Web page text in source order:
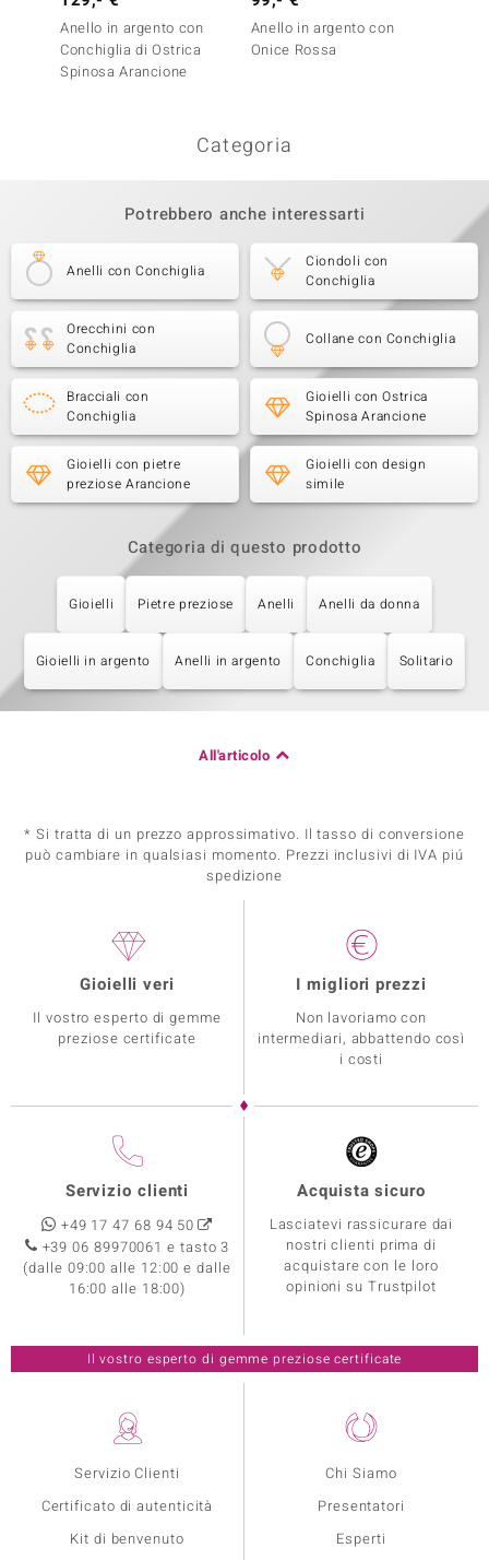
Anello in argento con
Conchiglia di Ostrica
Spinosa Arancione
Anello in argento con
Onice Rossa
Categoria
Potrebbero anche interessarti
Anelli con Conchiglia
Ciondoli con
Conchiglia
Orecchini con
Conchiglia
Collane con Conchiglia
Bracciali con
Conchiglia
Gioielli con Ostrica
Spinosa Arancione
Gioielli con pietre
preziose Arancione
Gioielli con design
simile
Categoria di questo prodotto
Gioielli Pietre preziose Anelli Anelli da donna
Gioielli in argento Anelli in argento Conchiglia Solitario
All'articolo
* Si tratta di un prezzo approssimativo. Il tasso di conversione
può cambiare in qualsiasi momento. Prezzi inclusivi di IVA piú
spedizione
Servizio Clienti
Certificato di autenticità
Kit di benvenuto
Chi Siamo
Presentatori
Esperti
Gioielli veri
Il vostro esperto di gemme
preziose certificate
I migliori prezzi
Non lavoriamo con
intermediari, abbattendo così
i costi
Servizio clienti
+49 17 47 68 94 50
+39 06 89970061 e tasto 3
(dalle 09:00 alle 12:00 e dalle
16:00 alle 18:00)
Acquista sicuro
Lasciatevi rassicurare dai
nostri clienti prima di
acquistare con le loro
opinioni su Trustpilot
Il vostro esperto di gemme preziose certificate